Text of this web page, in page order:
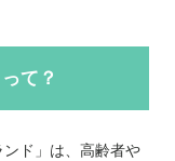
て？
ド」は、高齢者や